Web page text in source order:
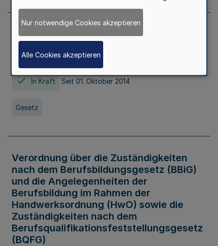
Gesetz über die Hochschulen des Landes
Nordrhein-Westfalen (Hochschulgesetz -
HG)
In Kraft Seit 01. Oktober 2014
Gesetz
Verordnung über die Zuständigkeiten
nach dem Berufsbildungsgesetz (BBiG)
und die Angelegenheiten der
Berufsbildung im Rahmen der
Handwerksordnung (HwO) sowie die
Zuständigkeiten nach dem
Berufsqualifikationsfeststellungsgesetz
(BQFG)
Nur notwendige Cookies akzeptieren
Alle Cookies akzeptieren